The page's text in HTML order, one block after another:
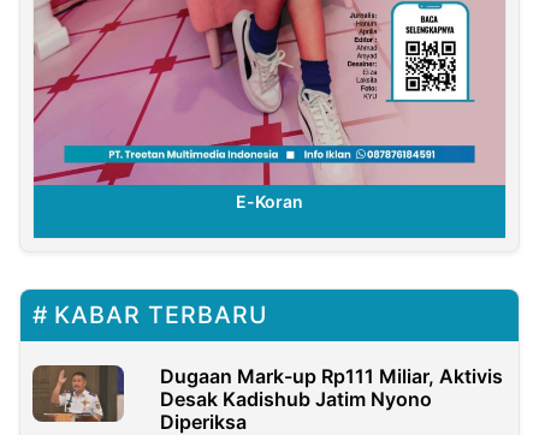
E-Koran
KABAR TERBARU
Dugaan Mark-up Rp111 Miliar, Aktivis
Desak Kadishub Jatim Nyono
Diperiksa